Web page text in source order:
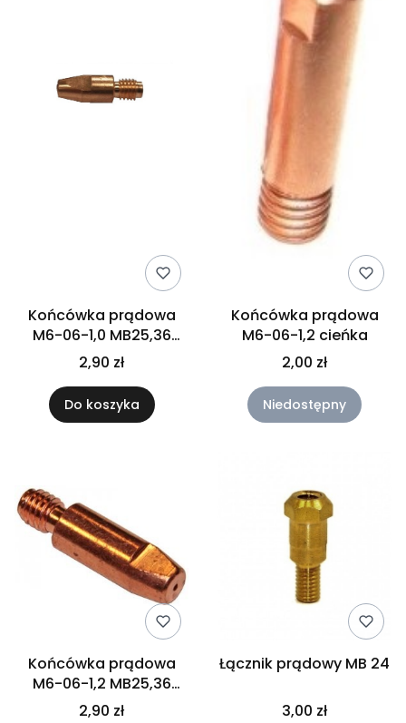
Końcówka prądowa
M6-06-1,0 MB25,36
średnia
2,90 zł
Do koszyka
Końcówka prądowa
M6-06-1,2 cieńka
2,00 zł
Niedostępny
Końcówka prądowa
M6-06-1,2 MB25,36
średnia
2,90 zł
Łącznik prądowy MB 24
3,00 zł